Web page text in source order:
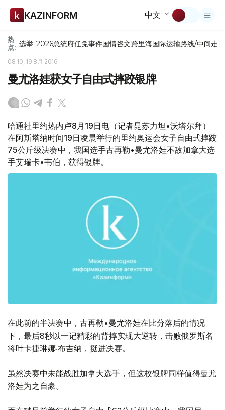
KAZINFORM 中文
热
点: 选举-2026总统府任免事件国情咨文跨里海国际运输路线/中间走廊
08:10, 19 8月 2016
曼尤洛娃获女子自由式摔跤银牌
哈通社里约热内卢8月19日电（记者昆苏力坦•沃塔尔拜）
在阿斯塔纳时间19日凌晨举行的里约奥运会女子自由式摔跤
75公斤级决赛中，我国选手古再勒•曼尤洛娃不敌加拿大选
手艾瑞卡•韦伯，获得银牌。
在此前的半决赛中，古再勒•曼尤洛娃在比分落后的情况
下，最后8秒以一记精彩的背摔实现大逆转，击败俄罗斯名
将叶卡捷琳娜‧布吉纳，挺进决赛。
虽然决赛中未能战胜加拿大选手，但这枚银牌同样值得曼尤
洛娃为之自豪。